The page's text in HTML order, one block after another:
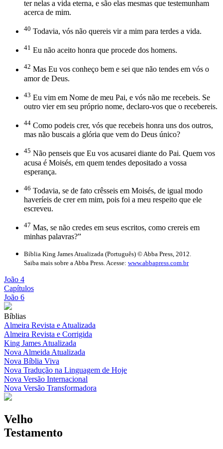
ter nelas a vida eterna, e são elas mesmas que testemunham
acerca de mim.
40 Todavia, vós não quereis vir a mim para terdes a vida.
41 Eu não aceito honra que procede dos homens.
42 Mas Eu vos conheço bem e sei que não tendes em vós o
amor de Deus.
43 Eu vim em Nome de meu Pai, e vós não me recebeis. Se
outro vier em seu próprio nome, declaro-vos que o recebereis.
44 Como podeis crer, vós que recebeis honra uns dos outros,
mas não buscais a glória que vem do Deus único?
45 Não penseis que Eu vos acusarei diante do Pai. Quem vos
acusa é Moisés, em quem tendes depositado a vossa
esperança.
46 Todavia, se de fato crêsseis em Moisés, de igual modo
haveríeis de crer em mim, pois foi a meu respeito que ele
escreveu.
47 Mas, se não credes em seus escritos, como crereis em
minhas palavras?”
Bíblia King James Atualizada (Português) © Abba Press, 2012.
Saiba mais sobre a Abba Press. Acesse: www.abbapress.com.br
João 4
Capítulos
João 6
Bíblias
Almeira Revista e Atualizada
Almeira Revista e Corrigida
King James Atualizada
Nova Almeida Atualizada
Nova Bíblia Viva
Nova Tradução na Linguagem de Hoje
Nova Versão Internacional
Nova Versão Transformadora
Velho
Testamento